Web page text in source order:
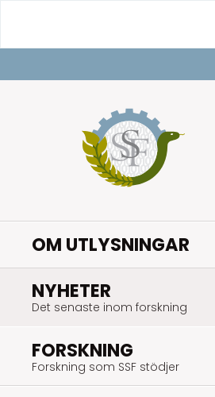
innehåll
OM UTLYSNINGAR
NYHETER
Det senaste inom forskning
FORSKNING
Forskning som SSF stödjer